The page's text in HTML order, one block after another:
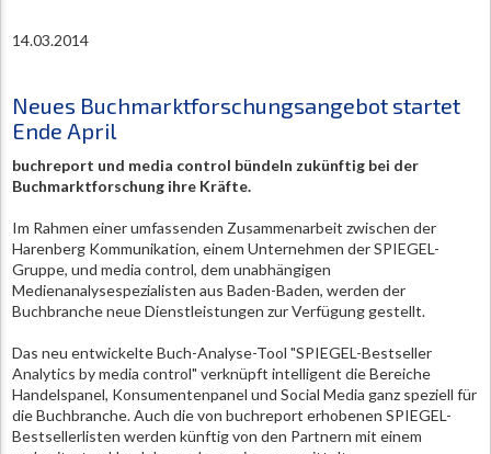
14.03.2014
Neues Buchmarktforschungsangebot startet
Ende April
buchreport und media control bündeln zukünftig bei der
Buchmarktforschung ihre Kräfte.
Im Rahmen einer umfassenden Zusammenarbeit zwischen der
Harenberg Kommunikation, einem Unternehmen der SPIEGEL-
Gruppe, und media control, dem unabhängigen
Medienanalysespezialisten aus Baden-Baden, werden der
Buchbranche neue Dienstleistungen zur Verfügung gestellt.
Das neu entwickelte Buch-Analyse-Tool "SPIEGEL-Bestseller
Analytics by media control" verknüpft intelligent die Bereiche
Handelspanel, Konsumentenpanel und Social Media ganz speziell für
die Buchbranche. Auch die von buchreport erhobenen SPIEGEL-
Bestsellerlisten werden künftig von den Partnern mit einem